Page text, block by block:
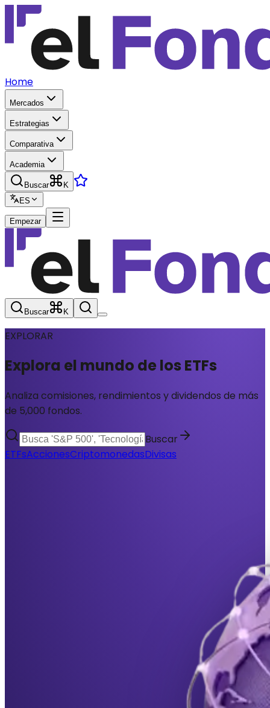
Home
Mercados
Estrategias
Comparativa
Academia
Buscar
K
ES
Empezar
Buscar K
EXPLORAR
Explora el mundo de los ETFs
Analiza comisiones, rendimientos y dividendos de más
de 5,000 fondos.
Buscar
ETFsAccionesCriptomonedasDivisas